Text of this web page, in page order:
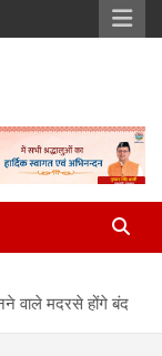
वाले मदरसे होंगे बंद